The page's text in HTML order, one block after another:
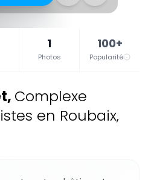
1
Photos
100+
Popularité
, Complexe
en Roubaix,